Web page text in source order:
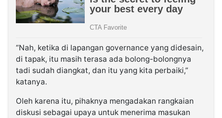
“Nah, ketika di lapangan governance yang didesain,
di tapak, itu masih terasa ada bolong-bolongnya
tadi sudah diangkat, dan itu yang kita perbaiki,”
katanya.
Oleh karena itu, pihaknya mengadakan rangkaian
diskusi sebagai upaya untuk menerima masukan